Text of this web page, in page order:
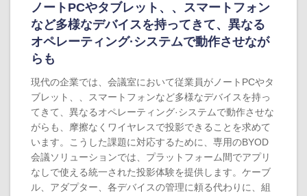
ノートPCやタブレット、、スマートフォン
など多様なデバイスを持ってきて、異なる
オペレーティング·システムで動作させなが
らも
現代の企業では、会議室において従業員がノートPCやタ
ブレット、、スマートフォンなど多様なデバイスを持っ
てきて、異なるオペレーティング·システムで動作させな
がらも、摩擦なくワイヤレスで投影できることを求めて
います。こうした課題に対応するために、専用のBYOD
会議ソリューションでは、プラットフォーム間でアプリ
なしで使える統一された投影体験を提供します。ケーブ
ル、アダプター、各デバイスの管理に頼る代わりに、組